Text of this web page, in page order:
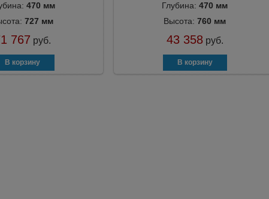
470 мм
727 мм
767 руб.
Глубина: 470 мм
Высота: 760 мм
43 358 руб.